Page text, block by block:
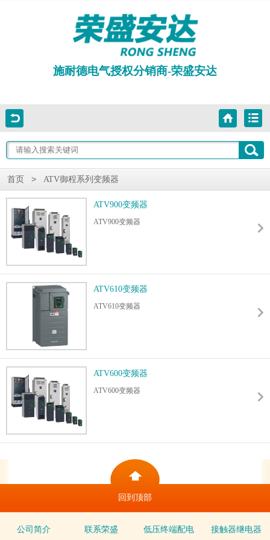
施耐德电气授权分销商-荣盛安达
首页 > ATV御程系列变频器
ATV900变频器
ATV900变频器
ATV610变频器
ATV610变频器
ATV600变频器
ATV600变频器
回到顶部
公司简介 联系荣盛 低压终端配电 接触器继电器